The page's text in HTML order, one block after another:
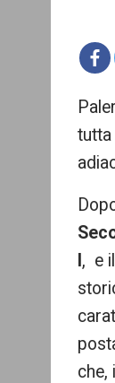
tutta
I, e
che,